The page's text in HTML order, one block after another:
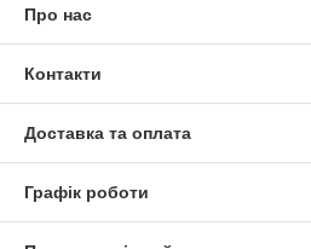
Про нас
Контакти
Доставка та оплата
Графік роботи